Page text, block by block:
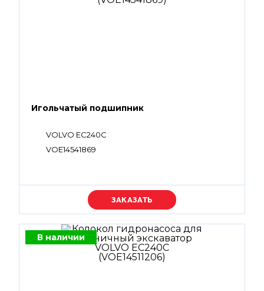
Игольчатый подшипник
VOLVO EC240C
VOE14541869
Уточняйте цену
В наличии